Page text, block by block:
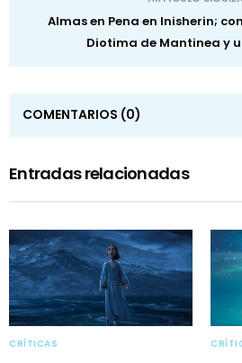
Almas en Pena en Inisherin;
Diotima de Mantinea y
COMENTARIOS (0)
Entradas relacionadas
CRÍTICAS